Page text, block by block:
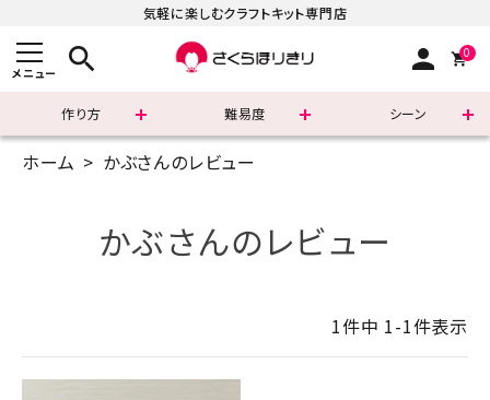
気軽に楽しむクラフトキット専門店
メニュー search person 0
作り方 難易度 シーン
まずはこちら
新着商品
ホーム かぶさんのレビュー
かぶさんのレビュー
1件中 1-1件表示